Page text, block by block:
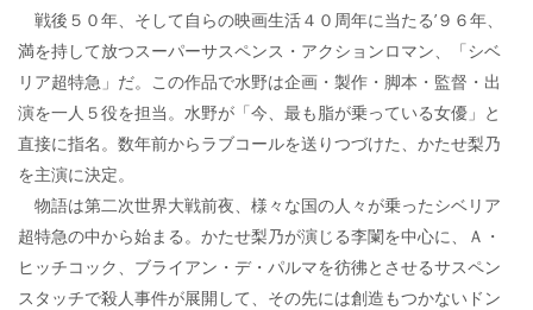
e
b
o
o
k
itt
er
e k
a
o
戦後５０年、そして自らの映画生活４０周年に当たる’９６年、
満を持して放つスーパーサスペンス・アクションロマン、「シベ
リア超特急」だ。この作品で水野は企画・製作・脚本・監督・出
演を一人５役を担当。水野が「今、最も脂が乗っている女優」と
直接に指名。数年前からラブコールを送りつづけた、かたせ梨乃
を主演に決定。
物語は第二次世界大戦前夜、様々な国の人々が乗ったシベリア
超特急の中から始まる。かたせ梨乃が演じる李闌を中心に、Ａ・
ヒッチコック、ブライアン・デ・パルマを彷彿とさせるサスペン
スタッチで殺人事件が展開して、その先には創造もつかないドン